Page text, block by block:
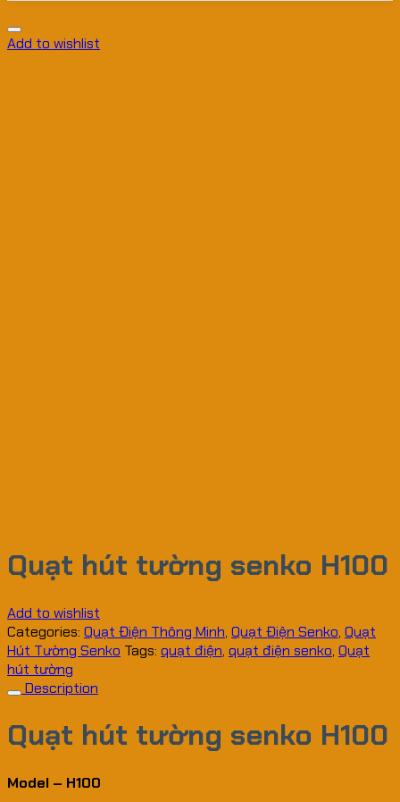
Add to wishlist
Quạt hút tường senko H100
Add to wishlist
Categories: Quạt Điện Thông Minh, Quạt Điện Senko, Quạt
Hút Tường Senko Tags: quạt điện, quạt điện senko, Quạt
hút tường
Description
Quạt hút tường senko H100
Model – H100